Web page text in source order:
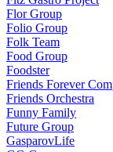
Flor Group
Folio Group
Folk Team
Food Group
Foodster
Friends Forever
Friends Orchestra
Funny Family
Future Group
GasparovLife